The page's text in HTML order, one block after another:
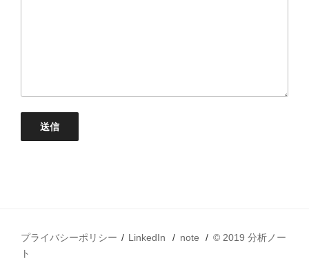
プライバシーポリシー LinkedIn note
© 2019 分析ノー
ト